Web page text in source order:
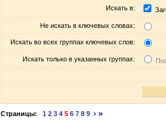
Искать в:
Не искать в ключевых словах:
Искать во всех группах ключевых слов:
Искать только в указанных группах:
Страницы: 1 2 3 4 5 6 7 8 9